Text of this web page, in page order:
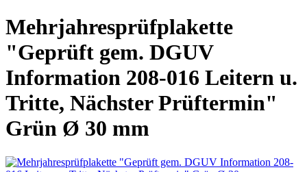
Mehrjahresprüfplakette
"Geprüft gem. DGUV
Information 208-016 Leitern u.
Tritte, Nächster Prüftermin"
Grün Ø 30 mm